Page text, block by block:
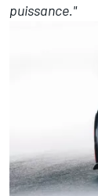
puissance."